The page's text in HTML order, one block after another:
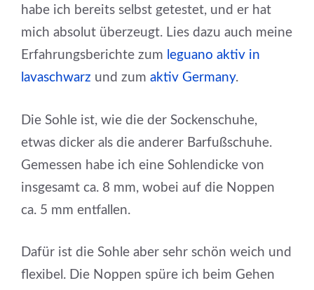
habe ich bereits selbst getestet, und er hat
mich absolut überzeugt. Lies dazu auch meine
Erfahrungsberichte zum leguano aktiv in
lavaschwarz und zum aktiv Germany.
Die Sohle ist, wie die der Sockenschuhe,
etwas dicker als die anderer Barfußschuhe.
Gemessen habe ich eine Sohlendicke von
insgesamt ca. 8 mm, wobei auf die Noppen
ca. 5 mm entfallen.
Dafür ist die Sohle aber sehr schön weich und
flexibel. Die Noppen spüre ich beim Gehen